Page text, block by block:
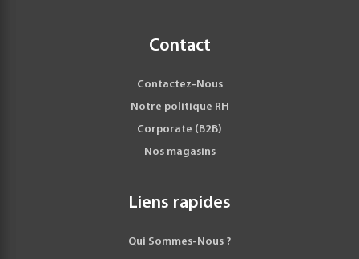
Contact
Contactez-Nous
Notre politique RH
Corporate (B2B)
Nos magasins
Liens rapides
Qui Sommes-Nous ?